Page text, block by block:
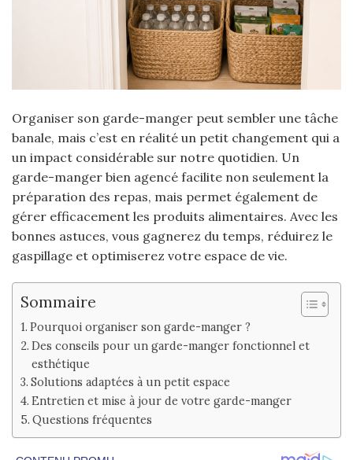
Organiser son garde-manger peut sembler une tâche
banale, mais c’est en réalité un petit changement qui a
un impact considérable sur notre quotidien. Un
garde-manger bien agencé facilite non seulement la
préparation des repas, mais permet également de
gérer efficacement les produits alimentaires. Avec les
bonnes astuces, vous gagnerez du temps, réduirez le
gaspillage et optimiserez votre espace de vie.
Sommaire
Pourquoi organiser son garde-manger ?
Des conseils pour un garde-manger fonctionnel et
esthétique
Solutions adaptées à un petit espace
Entretien et mise à jour de votre garde-manger
Questions fréquentes